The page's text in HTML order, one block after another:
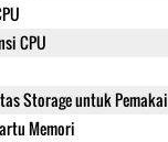
CPU
Storage untuk Pemakai
Memori